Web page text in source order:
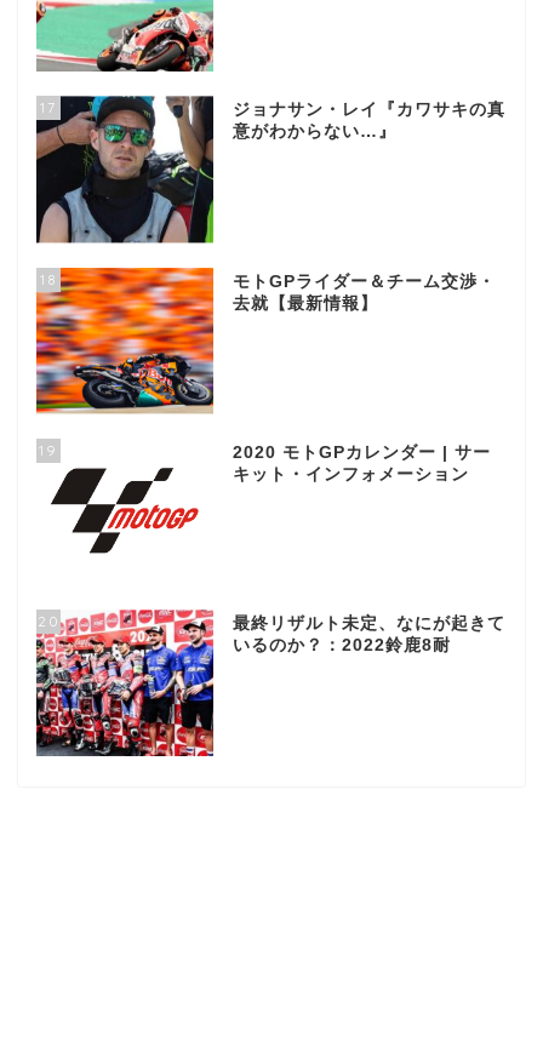
17
ジョナサン・レイ『カワサキの真
意がわからない…』
18
モトGPライダー＆チーム交渉・
去就【最新情報】
19
2020 モトGPカレンダー | サー
キット・インフォメーション
20
最終リザルト未定、なにが起きて
いるのか？：2022鈴鹿8耐